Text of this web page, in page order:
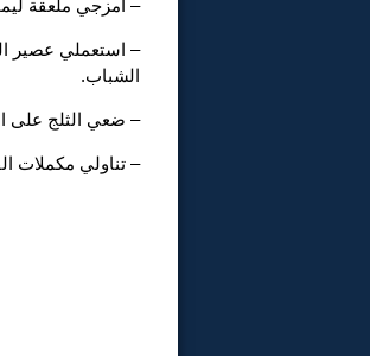
– امزجي ملعقة
– استعملي عصير
الشباب.
– ضعي الثلج على
– تناولي مكملات الفيتامين ب 5 والخارصين